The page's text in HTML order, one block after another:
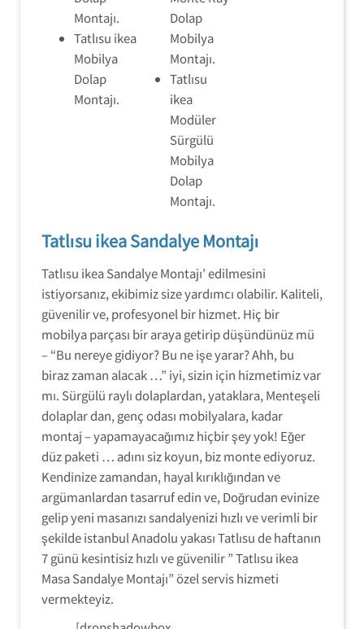
Montajı.
Tatlısu ikea
Mobilya
Dolap
Montajı.
Dolap
Mobilya
Montajı.
Tatlısu
ikea
Modüler
Sürgülü
Mobilya
Dolap
Montajı.
Tatlısu ikea Sandalye Montajı
Tatlısu ikea Sandalye Montajı’ edilmesini
istiyorsanız, ekibimiz size yardımcı olabilir. Kaliteli,
güvenilir ve, profesyonel bir hizmet. Hiç bir
mobilya parçası bir araya getirip düşündünüz mü
– “Bu nereye gidiyor? Bu ne işe yarar? Ahh, bu
biraz zaman alacak …” iyi, sizin için hizmetimiz var
mı. Sürgülü raylı dolaplardan, yataklara, Menteşeli
dolaplar dan, genç odası mobilyalara, kadar
montaj – yapamayacağımız hiçbir şey yok! Eğer
düz paketi … adını siz koyun, biz monte ediyoruz.
Kendinize zamandan, hayal kırıklığından ve
argümanlardan tasarruf edin ve, Doğrudan evinize
gelip yeni masanızı sandalyenizi hızlı ve verimli bir
şekilde istanbul Anadolu yakası Tatlısu de haftanın
7 günü kesintisiz hızlı ve güvenilir ” Tatlısu ikea
Masa Sandalye Montajı” özel servis hizmeti
vermekteyiz.